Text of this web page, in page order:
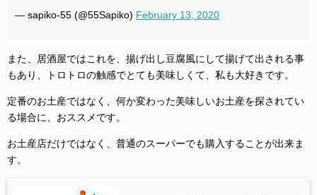
— sapiko-55 (@55Sapiko) February 13, 2020
また、居酒屋ではこれを、揚げ出し豆腐風にして揚げて出される事
もあり、トロトロの触感でとても美味しくて、私も大好きです。
定番のお土産ではなく、何か変わった美味しいお土産を探されてい
る場合に、おススメです。
お土産店だけではなく、普通のスーパーでも購入することが出来ま
す。